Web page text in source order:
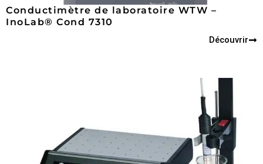
Conductimètre de laboratoire WTW –
InoLab® Cond 7310
Découvrir